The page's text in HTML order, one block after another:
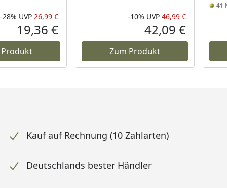
Rabatt in Prozent
-28%
Ursprünglicher Preis
UVP 26,99 €
Aktueller Preis
19,36 € Rabatt in
-10% UVP 46,99 €
Aktueller
42,09 €
Zum Produkt
41
Kauf auf Rechnung (10 Zahlarten)
Deutschlands bester Händler